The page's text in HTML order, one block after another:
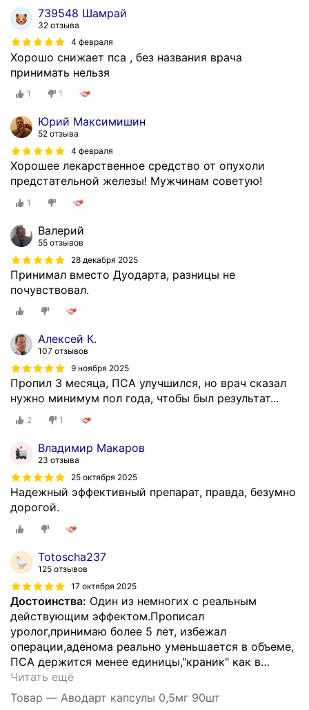
739548 Шамрай
32 отзыва
4 февраля
Хорошо снижает пса , без названия врача
принимать нельзя
1 1
Юрий Максимишин
52 отзыва
4 февраля
Хорошее лекарственное средство от опухоли
предстательной железы! Мужчинам советую!
1
Валерий
55 отзывов
28 декабря 2025
Принимал вместо Дуодарта, разницы не
почувствовал.
Алексей К.
107 отзывов
9 ноября 2025
Пропил 3 месяца, ПСА улучшился, но врач сказал
нужно минимум пол года, чтобы был результат...
2 1
Владимир Макаров
23 отзыва
25 октября 2025
Надежный эффективный препарат, правда, безумно
дорогой.
Totoscha237
125 отзывов
17 октября 2025
Достоинства: Один из немногих с реальным
действующим эффектом.Прописал
уролог,принимаю более 5 лет, избежал
операции,аденома реально уменьшается в объеме,
ПСА держится менее единицы,"краник" как в…
Читать ещё
Товар — Аводарт капсулы 0,5мг 90шт